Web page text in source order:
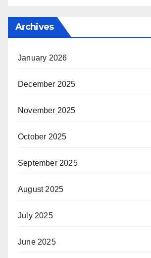
Archives
January 2026
December 2025
November 2025
October 2025
September 2025
August 2025
July 2025
June 2025